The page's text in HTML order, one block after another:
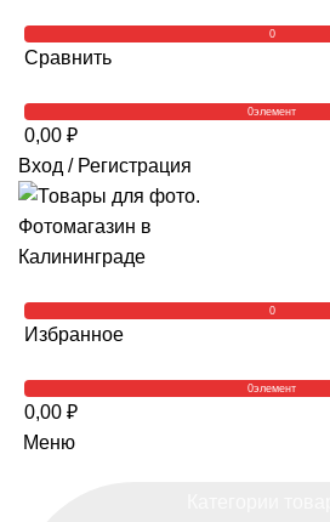
0
Сравнить
0элемент
0,00 ₽
Вход / Регистрация
0
Избранное
0элемент
0,00 ₽
Меню